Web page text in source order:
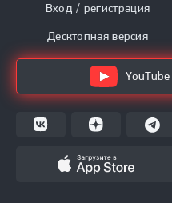
Вход / регистрация
Десктопная версия